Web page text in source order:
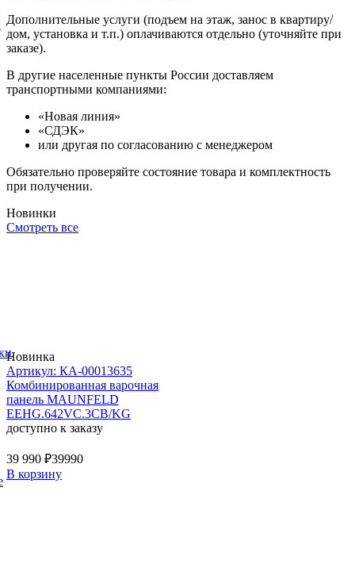
Дополнительные услуги (подъем на этаж, занос в квартиру/
дом, установка и т.п.) оплачиваются отдельно (уточняйте при
заказе).
В другие населенные пункты России доставляем
транспортными компаниями:
«Новая линия»
«СДЭК»
или другая по согласованию с менеджером
Обязательно проверяйте состояние товара и комплектность
при получении.
Новинки
Смотреть все
Новинка
Артикул: КА-00013635
Комбинированная варочная
панель MAUNFELD
EEHG.642VC.3CB/KG
доступно к заказу
39 990 ₽39990
В корзину